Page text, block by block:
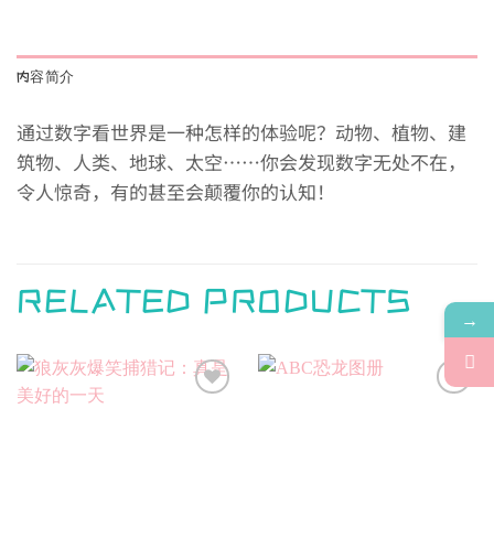
内容简介
通过数字看世界是一种怎样的体验呢？动物、植物、建
筑物、人类、地球、太空……你会发现数字无处不在，
令人惊奇，有的甚至会颠覆你的认知！
RELATED PRODUCTS
→